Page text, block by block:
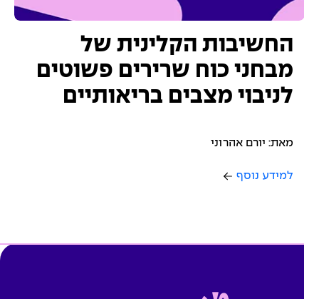
החשיבות הקלינית של
מבחני כוח שרירים פשוטים
לניבוי מצבים בריאותיים
מאת: יורם אהרוני
למידע נוסף